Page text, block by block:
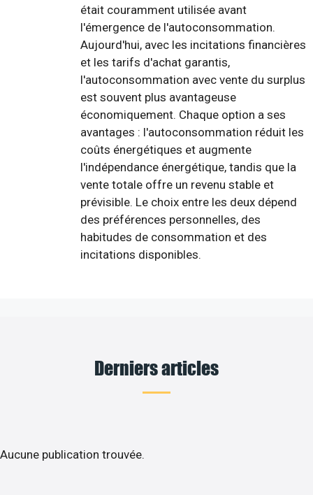
était couramment utilisée avant
l'émergence de l'autoconsommation.
Aujourd'hui, avec les incitations financières
et les tarifs d'achat garantis,
l'autoconsommation avec vente du surplus
est souvent plus avantageuse
économiquement. Chaque option a ses
avantages : l'autoconsommation réduit les
coûts énergétiques et augmente
l'indépendance énergétique, tandis que la
vente totale offre un revenu stable et
prévisible. Le choix entre les deux dépend
des préférences personnelles, des
habitudes de consommation et des
incitations disponibles.
Derniers articles
Aucune publication trouvée.